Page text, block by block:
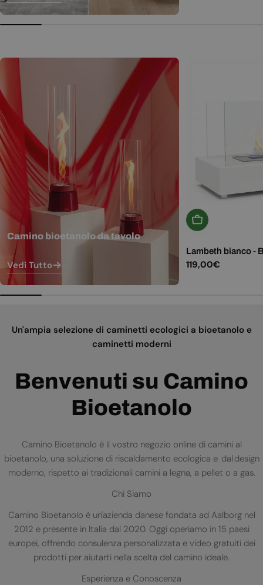
Camino bioetanolo da tavolo
Vedi Tutto
Aggiungi Al
Lambeth bianco -
Prezzo
119,00€
Un'ampia selezione di caminetti ecologici a bioetanolo e
caminetti moderni
Benvenuti su Camino
Bioetanolo
Camino Bioetanolo è il vostro negozio online di camini al
bioetanolo, una soluzione di riscaldamento ecologica e dal design
moderno, rispetto ai tradizionali camini a legna, a pellet o a gas.
Chi Siamo
Camino Bioetanolo è un'azienda danese fondata ad Aalborg nel
2012 e presente in Italia dal 2020. Oggi operiamo in 15 paesi
europei, offrendo consulenza personalizzata e video gratuiti dei
prodotti per aiutarti nella scelta del camino ideale.
Esperienza e Conoscenza